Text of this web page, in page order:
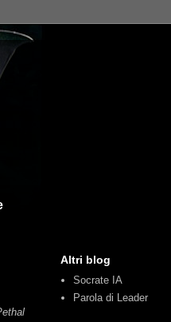
Altri blog
Socrate IA
Parola di Leader